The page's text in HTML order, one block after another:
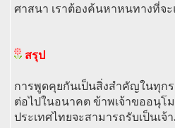
ศาสนา เราต้องค้นหาหนทางที่จ
สรุป
การพูดคุยกันเป็นสิ่งสำคัญในทุก
ต่อไปในอนาคต ข้าพเจ้าขออนุโ
ประเทศไทยจะสามารถรับเป็นเ